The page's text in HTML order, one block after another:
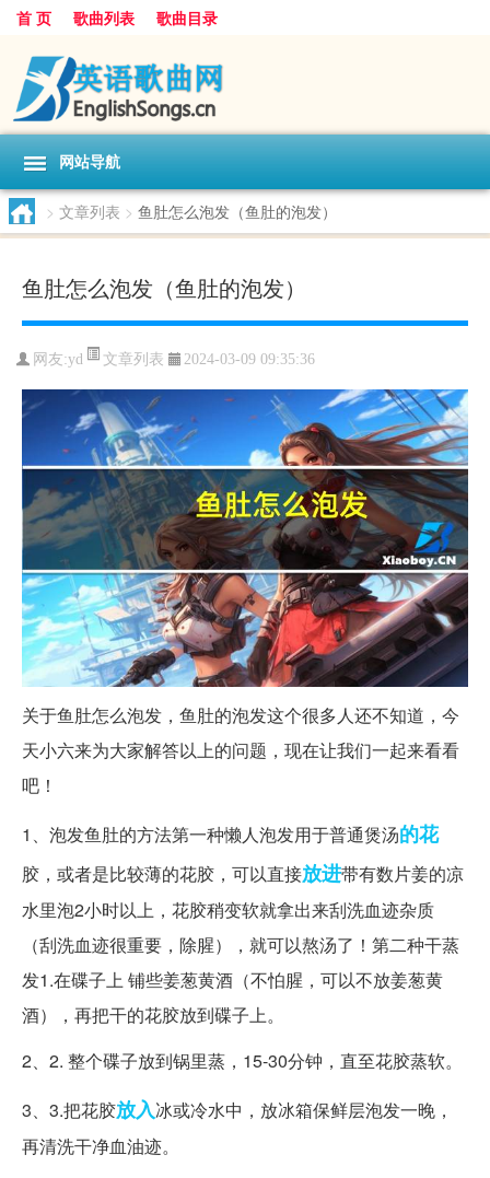
首 页 歌曲列表 歌曲目录
网站导航
> 文章列表 > 鱼肚怎么泡发（鱼肚的泡发）
鱼肚怎么泡发（鱼肚的泡发）
网友:yd 文章列表 2024-03-09 09:35:36
关于鱼肚怎么泡发，鱼肚的泡发这个很多人还不知道，今
天小六来为大家解答以上的问题，现在让我们一起来看看
吧！
1、泡发鱼肚的方法第一种懒人泡发用于普通煲汤的花
胶，或者是比较薄的花胶，可以直接放进带有数片姜的凉
水里泡2小时以上，花胶稍变软就拿出来刮洗血迹杂质
（刮洗血迹很重要，除腥），就可以熬汤了！第二种干蒸
发1.在碟子上 铺些姜葱黄酒（不怕腥，可以不放姜葱黄
酒），再把干的花胶放到碟子上。
2、2. 整个碟子放到锅里蒸，15-30分钟，直至花胶蒸软。
3、3.把花胶放入冰或冷水中，放冰箱保鲜层泡发一晚，
再清洗干净血油迹。